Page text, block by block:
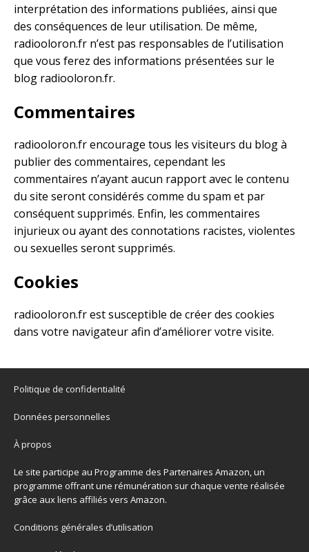
interprétation des informations publiées, ainsi que
des conséquences de leur utilisation. De même,
radiooloron.fr n’est pas responsables de l’utilisation
que vous ferez des informations présentées sur le
blog radiooloron.fr.
Commentaires
radiooloron.fr encourage tous les visiteurs du blog à
publier des commentaires, cependant les
commentaires n’ayant aucun rapport avec le contenu
du site seront considérés comme du spam et par
conséquent supprimés. Enfin, les commentaires
injurieux ou ayant des connotations racistes, violentes
ou sexuelles seront supprimés.
Cookies
radiooloron.fr est susceptible de créer des cookies
dans votre navigateur afin d’améliorer votre visite.
Politique de confidentialité
Données personnelles
À propos
Le site participe au Programme des Partenaires Amazon, un
programme offrant une rémunération sur chaque vente réalisée
grâce aux liens affiliés vers Amazon.
Conditions générales d’utilisation